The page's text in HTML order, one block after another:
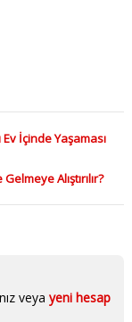
İçinde Yaşaması
Alıştırılır?
veya yeni hesap